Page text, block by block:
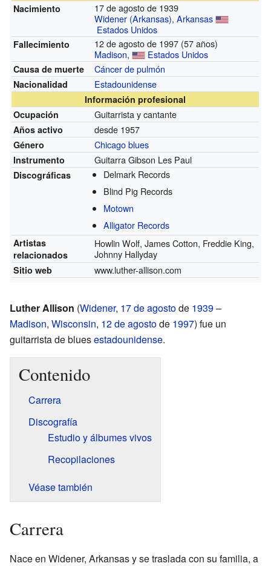
Nacimiento
17 de agosto de 1939
Widener (Arkansas),Arkansas
Estados Unidos
Fallecimiento
12 de agosto de 1997 (57 años)
Madison, Estados Unidos
Causa de muerte Cáncer de pulmón
Nacionalidad Estadounidense
Información profesional
Ocupación
Guitarrista y cantante
Años activo desde 1957
Género Chicago blues
Instrumento Guitarra Gibson Les Paul
Discográficas
Delmark Records
Blind Pig Records
Motown
Alligator Records
Artistas
relacionados
Howlin Wolf, James Cotton, Freddie King,
Johnny Hallyday
Sitio web www.luther-allison.com
Luther Allison (Widener, 17 de agostode 1939–
Madison, Wisconsin, 12 de agostode 1997) fue un
guitarrista de bluesestadounidense.
Contenido
Carrera
Discografía
Estudio y álbumes vivos
Recopilaciones
Véase también
Carrera
Nace en Widener, Arkansas y se traslada con su familia, a